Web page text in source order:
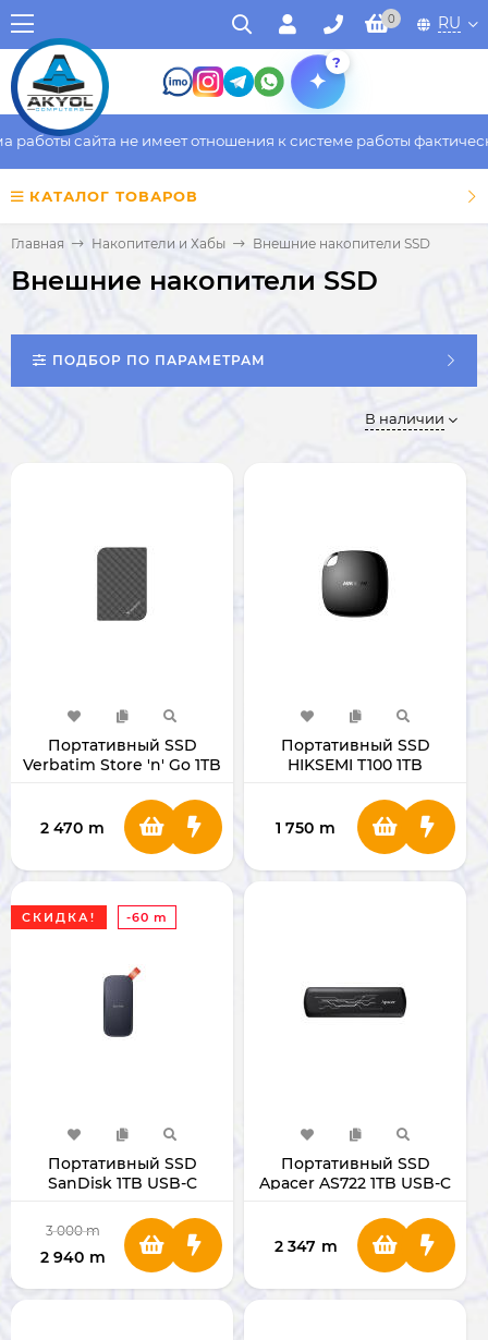
0 RU
?
сайта не имеет отношения к системе работы
КАТАЛОГ ТОВАРОВ
Главная Накопители и Хабы Внешние накопители SSD
Внешние накопители SSD
ПОДБОР ПО ПАРАМЕТРАМ
В наличии
Портативный SSD
Verbatim Store 'n' Go 1TB
2 470 m
Портативный SSD
HIKSEMI T100 1TB
1 750 m
СКИДКА! -60 m
Портативный SSD
SanDisk 1TB USB-C
3 000 m
2 940 m
Портативный SSD
Apacer AS722 1TB USB-C
2 347 m